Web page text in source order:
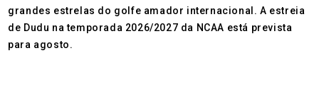
grandes estrelas do golfe amador internacional. A estreia
de Dudu na temporada 2026/2027 da NCAA está prevista
para agosto.